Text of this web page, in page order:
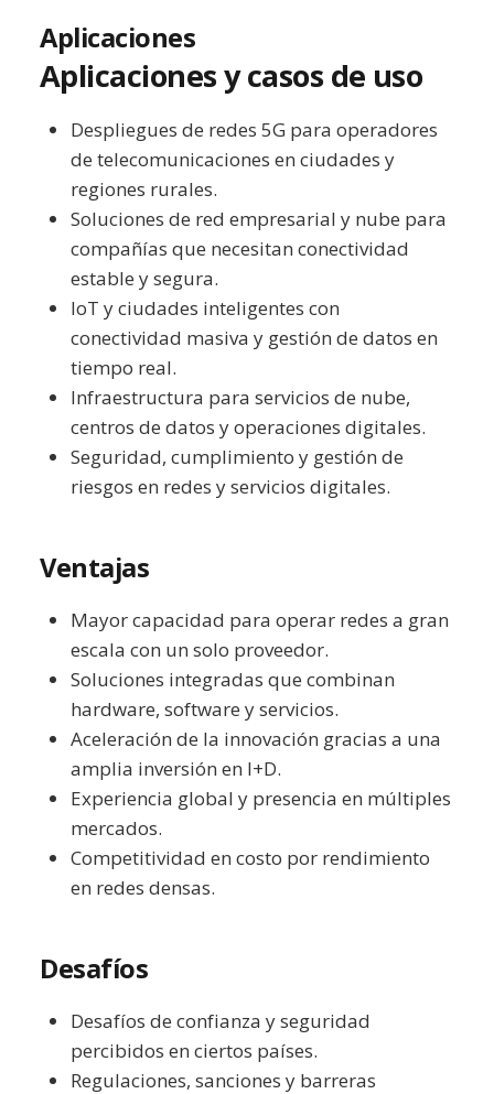
Aplicaciones
Aplicaciones y casos de uso
Despliegues de redes 5G para operadores
de telecomunicaciones en ciudades y
regiones rurales.
Soluciones de red empresarial y nube para
compañías que necesitan conectividad
estable y segura.
IoT y ciudades inteligentes con
conectividad masiva y gestión de datos en
tiempo real.
Infraestructura para servicios de nube,
centros de datos y operaciones digitales.
Seguridad, cumplimiento y gestión de
riesgos en redes y servicios digitales.
Ventajas
Mayor capacidad para operar redes a gran
escala con un solo proveedor.
Soluciones integradas que combinan
hardware, software y servicios.
Aceleración de la innovación gracias a una
amplia inversión en I+D.
Experiencia global y presencia en múltiples
mercados.
Competitividad en costo por rendimiento
en redes densas.
Desafíos
Desafíos de confianza y seguridad
percibidos en ciertos países.
Regulaciones, sanciones y barreras